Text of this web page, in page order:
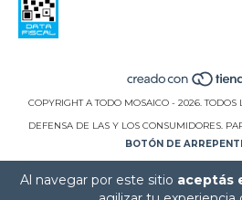
Al navegar por este sitio aceptás
COPYRIGHT A TODO MOSAICO - 2026. TODOS
DEFENSA DE LAS Y LOS CONSUMIDORES.
BOTÓN DE